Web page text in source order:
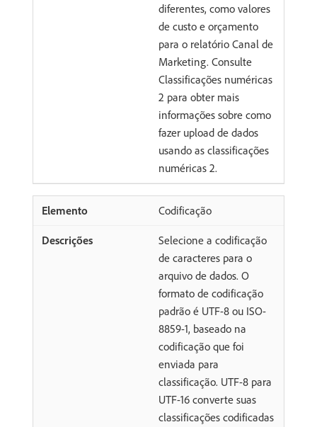
diferentes, como valores
de custo e orçamento
para o relatório Canal de
Marketing. Consulte
Classificações numéricas
2 para obter mais
informações sobre como
fazer upload de dados
usando as classificações
numéricas 2.
Codificação
Selecione a codificação
de caracteres para o
arquivo de dados. O
formato de codificação
padrão é UTF-8 ou ISO-
8859-1, baseado na
codificação que foi
enviada para
classificação. UTF-8 para
UTF-16 converte suas
classificações codificadas